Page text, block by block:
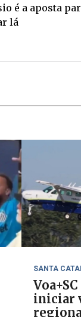
eleitoral
SANTA
iniciar